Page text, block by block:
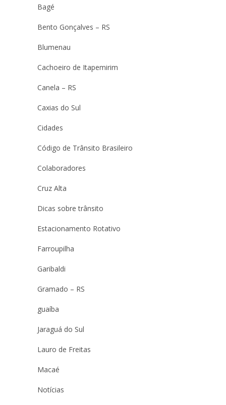
Bagé
Bento Gonçalves – RS
Blumenau
Cachoeiro de Itapemirim
Canela – RS
Caxias do Sul
Cidades
Código de Trânsito Brasileiro
Colaboradores
Cruz Alta
Dicas sobre trânsito
Estacionamento Rotativo
Farroupilha
Garibaldi
Gramado – RS
guaíba
Jaraguá do Sul
Lauro de Freitas
Macaé
Notícias